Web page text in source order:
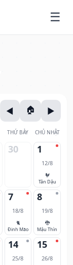
THỨ BẢY CHỦ NHẬT
30 1
12/8
🐓
Tân Dậu
7
18/8
🐈
Đinh Mão
8
19/8
🐉
Mậu Thìn
14
25/8
15
26/8